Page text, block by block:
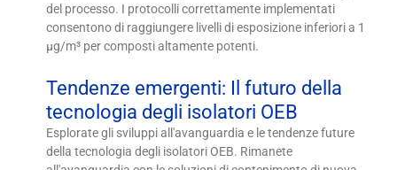
del processo. I protocolli correttamente implementati
consentono di raggiungere livelli di esposizione inferiori a 1
μg/m³ per composti altamente potenti.
Tendenze emergenti: Il futuro della
tecnologia degli isolatori OEB
Esplorate gli sviluppi all'avanguardia e le tendenze future
della tecnologia degli isolatori OEB. Rimanete